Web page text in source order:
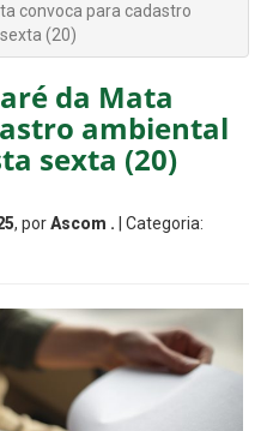
convoca para cadastro
(20)
da Mata
ambiental
sexta (20)
, porAscom . | Categoria: